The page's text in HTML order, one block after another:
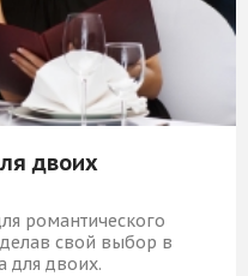
двоих
романтического
свой выбор в
для двоих.